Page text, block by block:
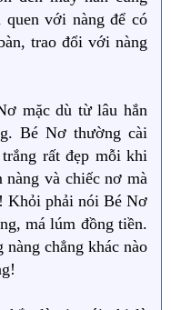
với nàng để có
trao đổi với nàng
mặc dù từ lâu hắn
Bé Nơ thường cài
rất đẹp mỗi khi
và chiếc nơ mà
Khỏi phải nói Bé Nơ
má lúm đồng tiền.
chẳng khác nào